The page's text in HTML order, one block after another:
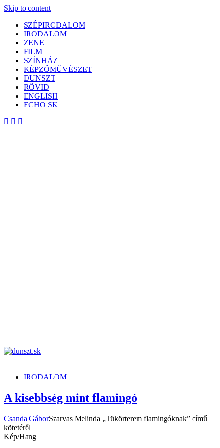
Skip to content
SZÉPIRODALOM
IRODALOM
ZENE
FILM
SZÍNHÁZ
KÉPZŐMŰVÉSZET
DUNSZT
RÖVID
ENGLISH
ECHO SK
IRODALOM
A kisebbség mint flamingó
Csanda GáborSzarvas Melinda „Tükörterem flamingóknak” című
kötetéről
Kép/Hang